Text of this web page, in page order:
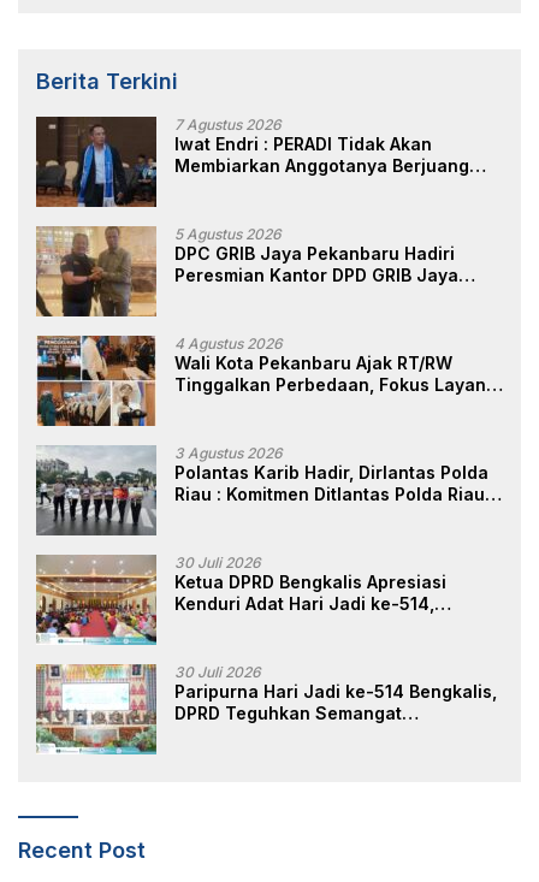
Berita Terkini
7 Agustus 2026
Iwat Endri : PERADI Tidak Akan
Membiarkan Anggotanya Berjuang
5 Agustus 2026
DPC GRIB Jaya Pekanbaru Hadiri
Peresmian Kantor DPD GRIB Jaya
4 Agustus 2026
Wali Kota Pekanbaru Ajak RT/RW
Tinggalkan Perbedaan, Fokus Layani
3 Agustus 2026
Polantas Karib Hadir, Dirlantas Polda
Riau : Komitmen Ditlantas Polda Riau
Masyarakat
30 Juli 2026
Ketua DPRD Bengkalis Apresiasi
Kenduri Adat Hari Jadi ke-514,
30 Juli 2026
Paripurna Hari Jadi ke-514 Bengkalis,
DPRD Teguhkan Semangat
Recent Post